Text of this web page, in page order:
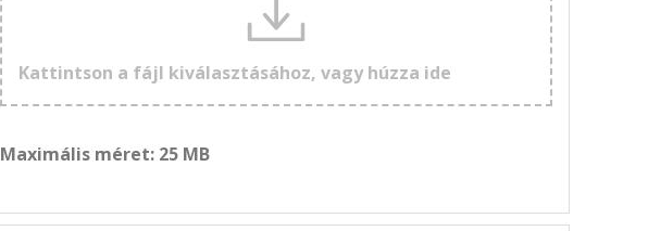
Kattintson a fájl kiválasztásához, vagy húzza ide
Maximális méret: 25 MB